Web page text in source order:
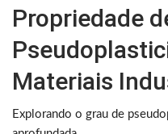
Propriedade
Materiais
Explorando o grau de